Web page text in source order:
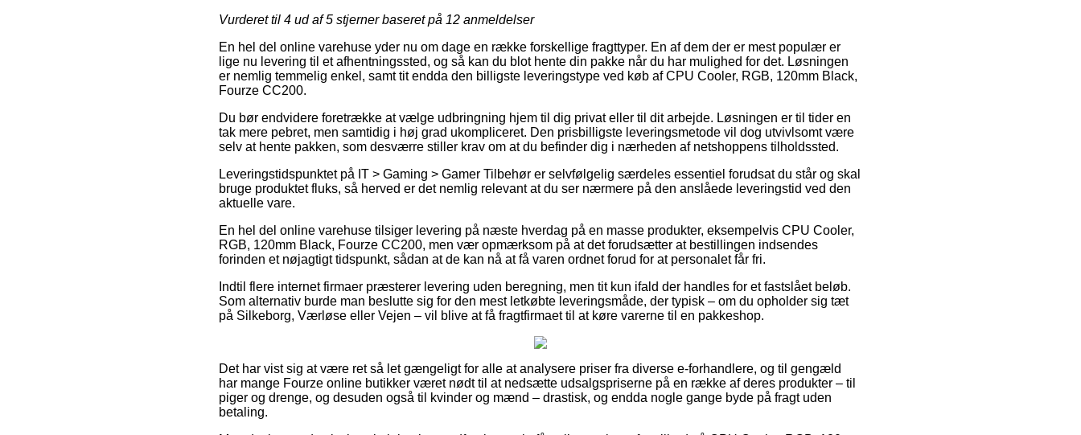
Vurderet til 4 ud af 5 stjerner baseret på 12 anmeldelser
En hel del online varehuse yder nu om dage en række forskellige fragttyper. En af dem der er mest populær er
lige nu levering til et afhentningssted, og så kan du blot hente din pakke når du har mulighed for det. Løsningen
er nemlig temmelig enkel, samt tit endda den billigste leveringstype ved køb af CPU Cooler, RGB, 120mm Black,
Fourze CC200.
Du bør endvidere foretrække at vælge udbringning hjem til dig privat eller til dit arbejde. Løsningen er til tider en
tak mere pebret, men samtidig i høj grad ukompliceret. Den prisbilligste leveringsmetode vil dog utvivlsomt være
selv at hente pakken, som desværre stiller krav om at du befinder dig i nærheden af netshoppens tilholdssted.
Leveringstidspunktet på IT > Gaming > Gamer Tilbehør er selvfølgelig særdeles essentiel forudsat du står og skal
bruge produktet fluks, så herved er det nemlig relevant at du ser nærmere på den anslåede leveringstid ved den
aktuelle vare.
En hel del online varehuse tilsiger levering på næste hverdag på en masse produkter, eksempelvis CPU Cooler,
RGB, 120mm Black, Fourze CC200, men vær opmærksom på at det forudsætter at bestillingen indsendes
forinden et nøjagtigt tidspunkt, sådan at de kan nå at få varen ordnet forud for at personalet får fri.
Indtil flere internet firmaer præsterer levering uden beregning, men tit kun ifald der handles for et fastslået beløb.
Som alternativ burde man beslutte sig for den mest letkøbte leveringsmåde, der typisk – om du opholder sig tæt
på Silkeborg, Værløse eller Vejen – vil blive at få fragtfirmaet til at køre varerne til en pakkeshop.
Det har vist sig at være ret så let gængeligt for alle at analysere priser fra diverse e-forhandlere, og til gengæld
har mange Fourze online butikker været nødt til at nedsætte udsalgspriserne på en række af deres produkter – til
piger og drenge, og desuden også til kvinder og mænd – drastisk, og endda nogle gange byde på fragt uden
betaling.